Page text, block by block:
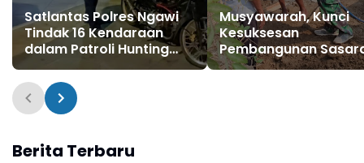
Satlantas Polres Ngawi
Tindak 16 Kendaraan
dalam Patroli Hunting
System
Musyawarah, Kunci
Kesuksesan
Pembangunan
Fisik TMMD Ke-129
Berita Terbaru